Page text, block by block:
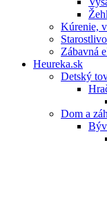
Kúrenie,
Zábavná
Heureka.sk
Detský
Dom a